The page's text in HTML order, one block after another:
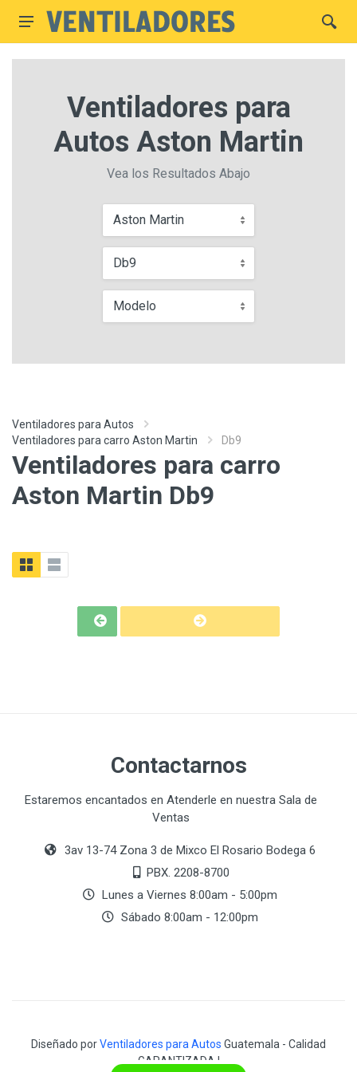
Ventiladores para
Autos Aston Martin
Vea los Resultados Abajo
Aston Martin
Db9
Modelo
Ventiladores para Autos
Ventiladores para carro Aston Martin
Db9
Ventiladores para carro
Aston Martin Db9
Contactarnos
Estaremos encantados en Atenderle en nuestra Sala de
Ventas
3av 13-74 Zona 3 de Mixco El Rosario Bodega 6
PBX. 2208-8700
Lunes a Viernes 8:00am - 5:00pm
Sábado 8:00am - 12:00pm
Diseñado porVentiladores para Autos Guatemala - Calidad
GARANTIZADA !